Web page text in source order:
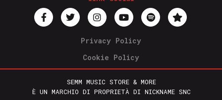
Privacy Policy
Cookie Policy
SEMM MUSIC STORE & MORE
È UN MARCHIO DI PROPRIETÀ DI NICKNAME SNC